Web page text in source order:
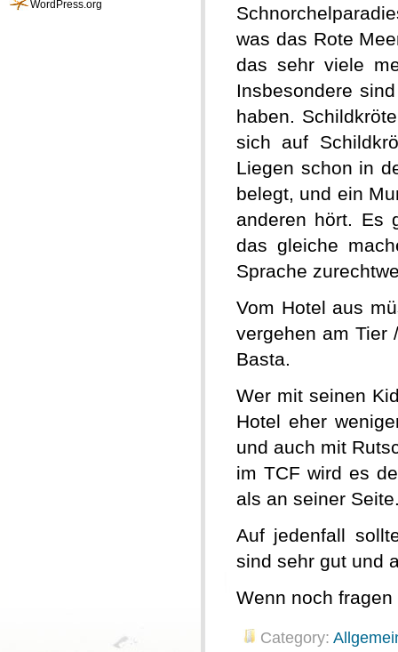
WordPress.org
was das Rote
das sehr viele
Insbesondere
haben.
sich auf
Liegen schon in
belegt, und ein
anderen hört. Es
das gleiche
Sprache
Vom Hotel aus
vergehen am Tier
Basta.
Wer mit seinen
Hotel eher
und auch mit
im TCF wird es
als an seiner
Auf jedenfall
sind sehr gut und
Wenn noch
Category: